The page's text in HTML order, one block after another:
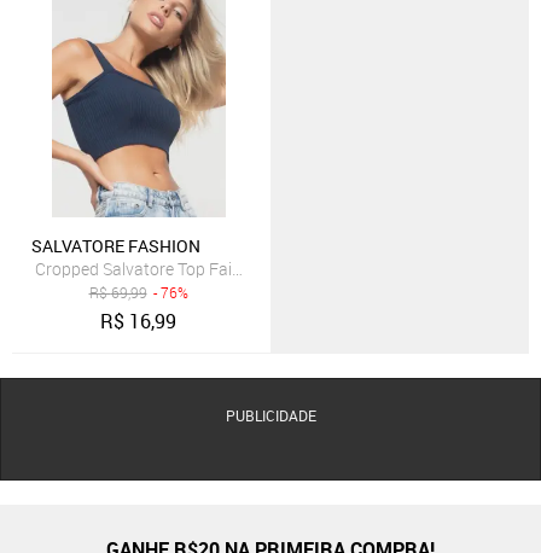
SALVATORE FASHION
Cropped Salvatore Top Faixa Comfy Malha Canelada Azul
R$69,99 - 76%
R$ 16,99
PUBLICIDADE